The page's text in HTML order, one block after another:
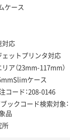
ケース
対応
ェットプリンタ対応
ア（23mm-117mm）
ケース
コード：208-0146
ックコード検索対象
品
所